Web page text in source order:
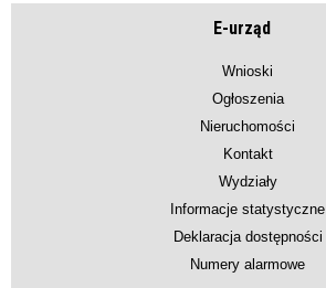
E-urząd
Wnioski
Ogłoszenia
Nieruchomości
Kontakt
Wydziały
Informacje statystyczne
Deklaracja dostępności
Numery alarmowe